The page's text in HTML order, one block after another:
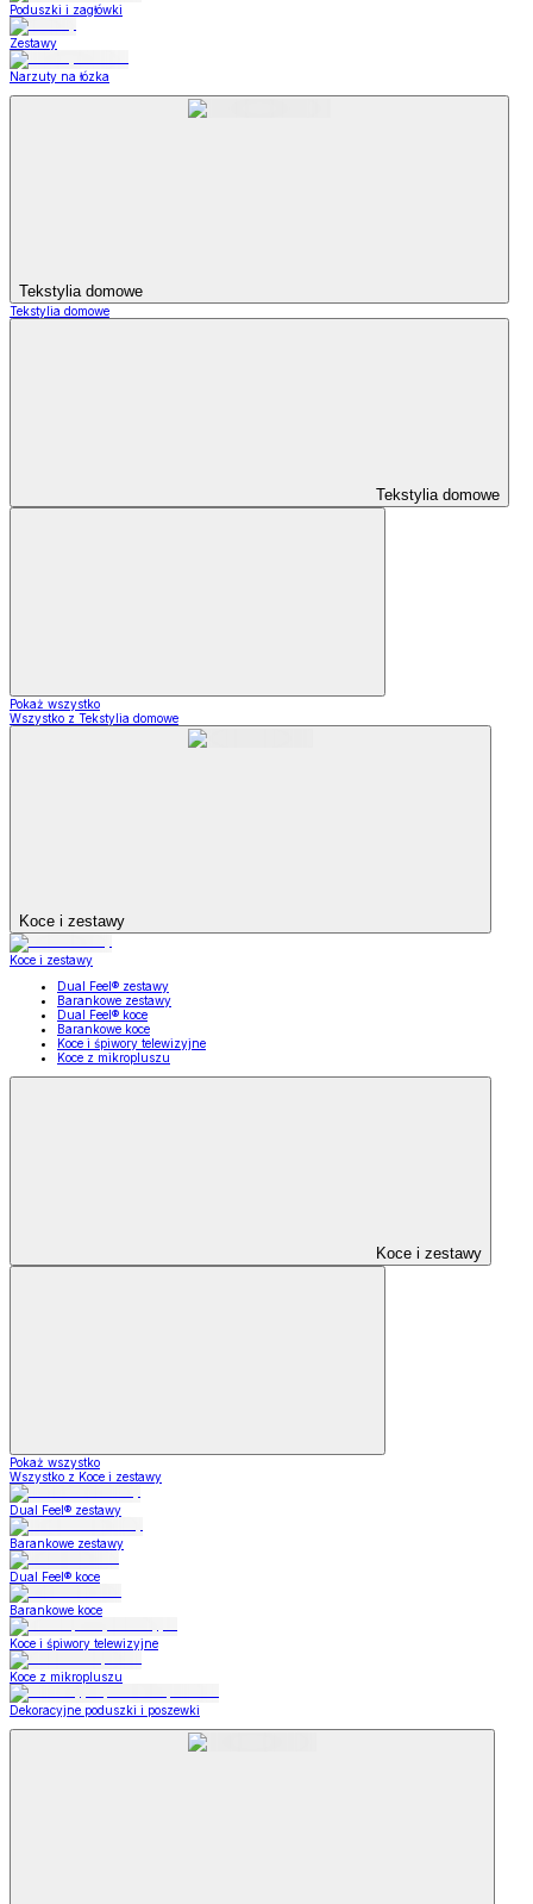
Poduszki i zagłówki
Zestawy
Narzuty na łózka
Tekstylia domowe
Tekstylia domowe
Tekstylia domowe
Pokaż wszystko
Wszystko z Tekstylia domowe
Koce i zestawy
Koce i zestawy
Dual Feel® zestawy
Barankowe zestawy
Dual Feel® koce
Barankowe koce
Koce i śpiwory telewizyjne
Koce z mikropluszu
Koce i zestawy
Pokaż wszystko
Wszystko z Koce i zestawy
Dual Feel® zestawy
Barankowe zestawy
Dual Feel® koce
Barankowe koce
Koce i śpiwory telewizyjne
Koce z mikropluszu
Dekoracyjne poduszki i poszewki